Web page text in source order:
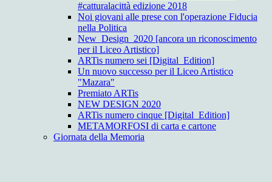
#catturalacittà edizione 2018
Noi giovani alle prese con l'operazione Fiducia
nella Politica
New_Design_2020 [ancora un riconoscimento
per il Liceo Artistico]
ARTis numero sei [Digital_Edition]
Un nuovo successo per il Liceo Artistico
"Mazara"
Premiato ARTis
NEW DESIGN 2020
ARTis numero cinque [Digital_Edition]
METAMORFOSI di carta e cartone
Giornata della Memoria